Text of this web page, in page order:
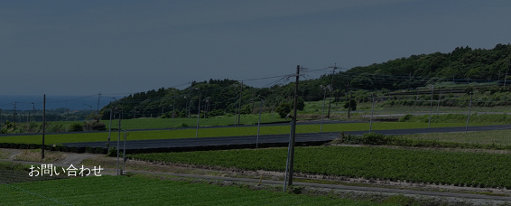
お問い合わせ